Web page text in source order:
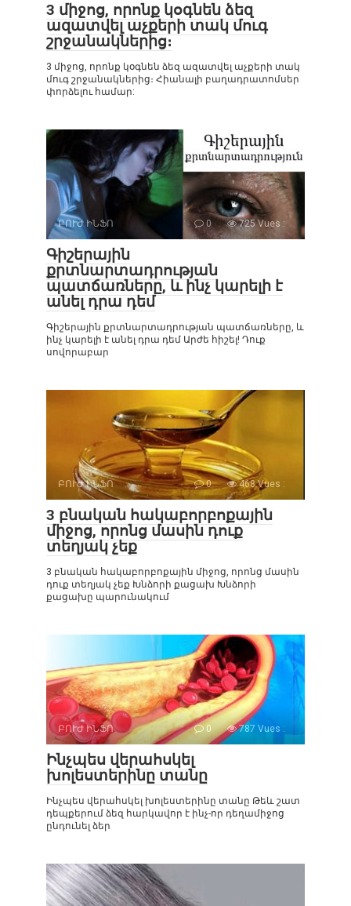
3 միջոց, որոնք կօգնեն ձեզ
ազատվել աչքերի տակ մուգ
շրջանակներից։
3 միջոց, որոնք կօգնեն ձեզ ազատվել աչքերի տակ
մուգ շրջանակներից։ Հիանալի բաղադրատոմսեր
փորձելու համար:
ԲՈՒԺ ԻՆՖՈ 0 725 Vues :
Գիշերային
քրտնարտադրության
պատճառները, և ինչ կարելի է
անել դրա դեմ
Գիշերային քրտնարտադրության պատճառները, և
ինչ կարելի է անել դրա դեմ Արժե հիշել! Դուք
սովորաբար
ԲՈՒԺ ԻՆՖՈ 0 468 Vues :
3 բնական հակաբորբոքային
միջոց, որոնց մասին դուք
տեղյակ չեք
3 բնական հակաբորբոքային միջոց, որոնց մասին
դուք տեղյակ չեք Խնձորի քացախ Խնձորի
քացախը պարունակում
ԲՈՒԺ ԻՆՖՈ 0 787 Vues :
Ինչպես վերահսկել
խոլեստերինը տանը
Ինչպես վերահսկել խոլեստերինը տանը Թեև շատ
դեպքերում ձեզ հարկավոր է ինչ-որ դեղամիջոց
ընդունել ձեր